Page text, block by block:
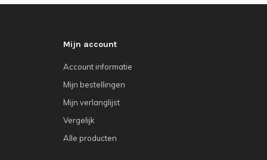
Mijn account
Account informatie
Mijn bestellingen
Mijn verlanglijst
Vergelijk
Alle producten